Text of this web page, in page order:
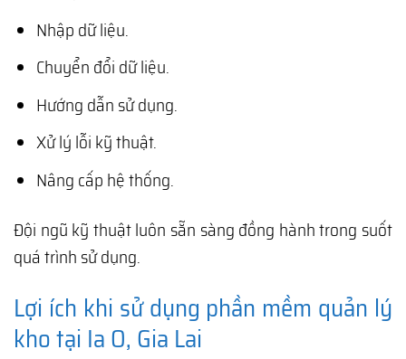
Nhập dữ liệu.
Chuyển đổi dữ liệu.
Hướng dẫn sử dụng.
Xử lý lỗi kỹ thuật.
Nâng cấp hệ thống.
Đội ngũ kỹ thuật luôn sẵn sàng đồng hành trong suốt
quá trình sử dụng.
Lợi ích khi sử dụng phần mềm quản lý
kho tại Ia O, Gia Lai